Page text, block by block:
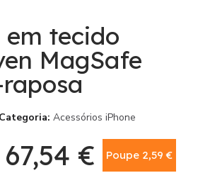
tecido
MagSafe
Categoria Acessórios iPhone
67,54 € Poupe 2,59 €